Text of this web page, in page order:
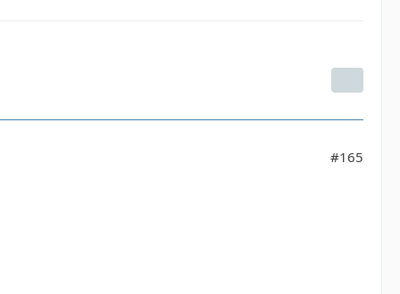
#165